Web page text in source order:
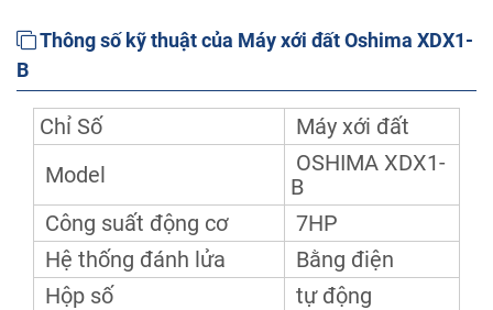
Thông số kỹ thuật của Máy xới đất Oshima XDX1-
B
Chỉ Số
Máy xới đất
Model
OSHIMA XDX1-
B
Công suất động cơ
7HP
Hệ thống đánh lửa
Bằng điện
Hộp số
tự động